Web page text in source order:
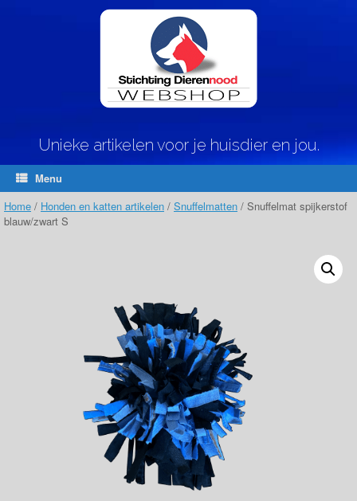
Unieke artikelen voor je huisdier en jou.
Menu
Home / Honden en katten artikelen / Snuffelmatten / Snuffelmat spijkerstof
blauw/zwart S